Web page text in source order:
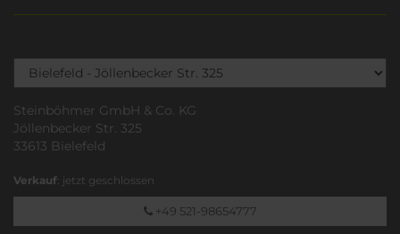
Steinböhmer GmbH & Co. KG
Jöllenbecker Str. 325
33613 Bielefeld
Verkauf: jetzt geschlossen
+49 521-98654777